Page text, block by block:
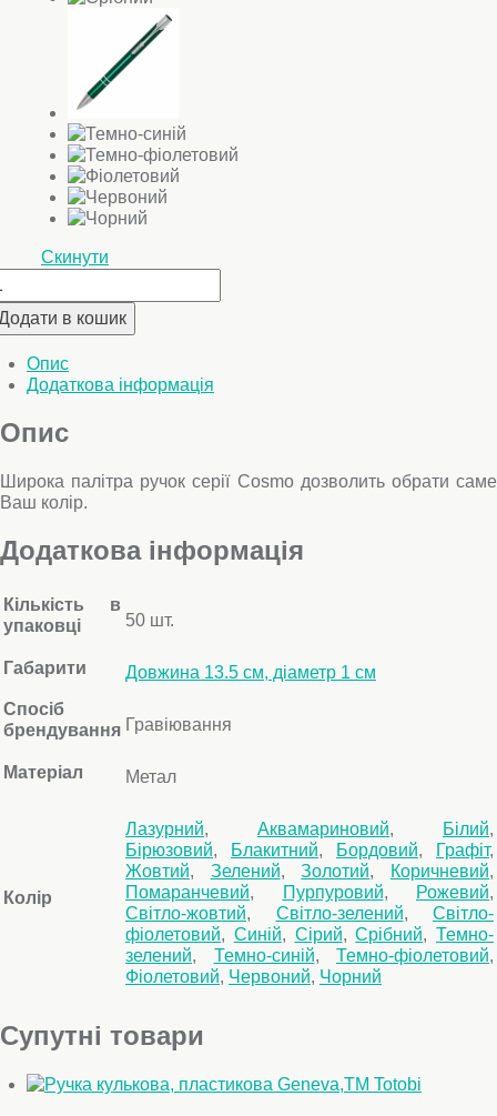
Скинути
в кошик
Опис
Додаткова інформація
Опис
Широка палітра ручок серії Cosmo дозволить обрати саме
Ваш колір.
Додаткова інформація
Кількість в
упаковці
50 шт.
Габарити
Довжина 13.5 см, діаметр 1 см
Спосіб
брендування Гравіювання
Матеріал Метал
Колір
Лазурний, Аквамариновий, Білий,
Бірюзовий, Блакитний, Бордовий, Графіт,
Жовтий, Зелений,Золотий, Коричневий,
Помаранчевий, Пурпуровий, Рожевий,
Світло-жовтий, Світло-зелений, Світло-
фіолетовий, Синій, Сірий,Срібний, Темно-
зелений, Темно-синій, Темно-фіолетовий,
Фіолетовий, Червоний, Чорний
Супутні товари